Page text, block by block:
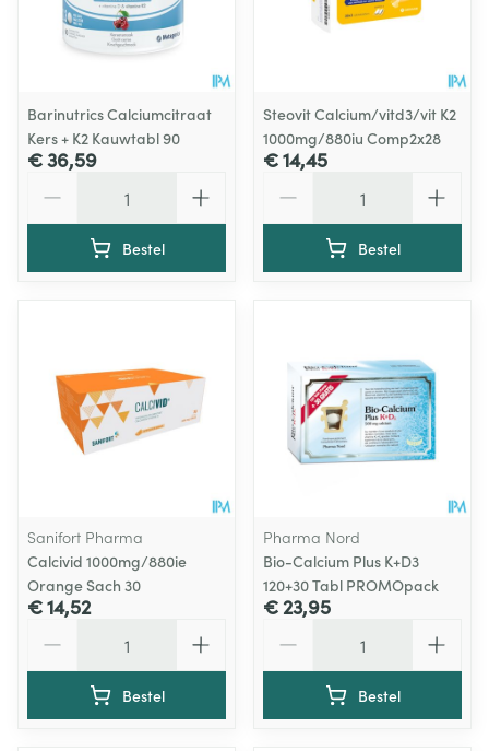
Barinutrics Calciumcitraat
Kers + K2 Kauwtabl 90
€ 36,59
Bestel
Steovit Calcium/vitd3/vit K2
1000mg/880iu Comp2x28
€ 14,45
Bestel
Sanifort Pharma
Calcivid 1000mg/880ie
Orange Sach 30
€ 14,52
Bestel
Pharma Nord
Bio-Calcium Plus K+D3
120+30 Tabl PROMOpack
€ 23,95
Bestel